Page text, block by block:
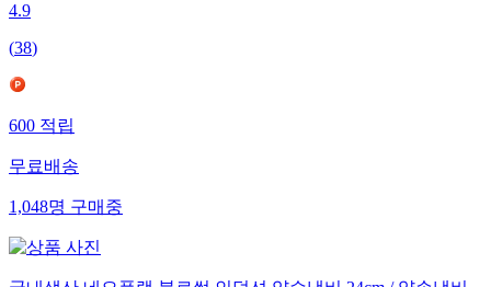
4.9
(38)
600적립
무료배송
1,048명구매중